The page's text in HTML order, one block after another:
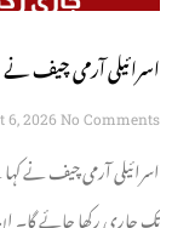
اسرائیلی آرمی چیف نے
6, 2026 No Comments
اسرائیلی آرمی چیف نے
تک جاری رکھا جائے گا۔